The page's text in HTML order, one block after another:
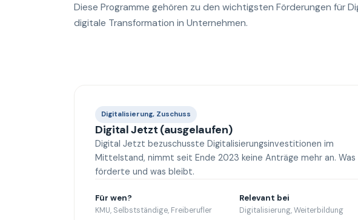
Diese Programme gehören zu den wichtigsten Förderungen für
digitale Transformation in Unternehmen.
Digitalisierung, Zuschuss
Digital Jetzt (ausgelaufen)
Digital Jetzt bezuschusste Digitalisierungsinvestitionen im
Mittelstand, nimmt seit Ende 2023 keine Anträge mehr an. Was
förderte und was bleibt.
Für wen?
KMU, Selbstständige, Freiberufler
Relevant bei
Digitalisierung, Weiterbildung